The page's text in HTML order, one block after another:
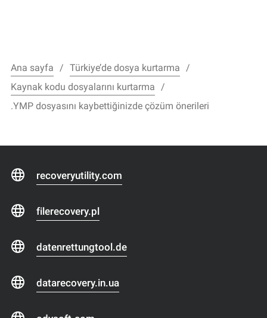
Ana sayfa
Türkiye’de dosya kurtarma
Kaynak kodu dosyalarını kurtarma
.YMP dosyasını kaybettiğinizde çözüm önerileri
recoveryutility.com
filerecovery.pl
datenrettungtool.de
datarecovery.in.ua